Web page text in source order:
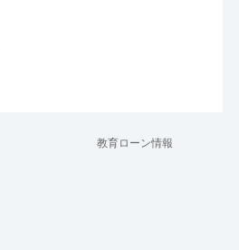
教育ローン情報